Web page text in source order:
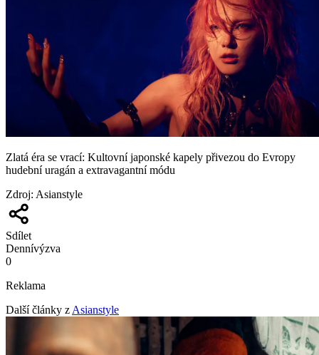
Zlatá éra se vrací: Kultovní japonské kapely přivezou do Evropy
hudební uragán a extravagantní módu
Zdroj: Asianstyle
Sdílet
Dennívýzva
0
Reklama
Další články z Asianstyle